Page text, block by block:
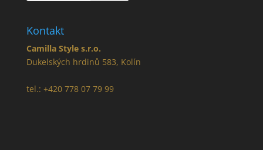
Kontakt
Camilla Style s.r.o.
Dukelských hrdinů 583, Kolín
tel.: +420 778 07 79 99